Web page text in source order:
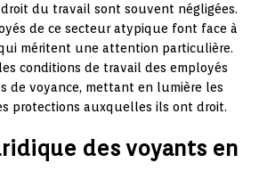
du travail sont souvent négligées.
de ce secteur atypique font face à
méritent une attention particulière.
conditions de travail des employés
de voyance, mettant en lumière les
protections auxquelles ils ont droit.
des voyants en